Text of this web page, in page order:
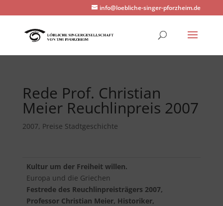
info@loebliche-singer-pforzheim.de
Rede Prof. Christian
Meier Reuchlinpreis 2007
2007, Preise Stadtgeschichte
Kultur um der Freiheit willen.
Europa und die Griechen
Festrede des Reuchlinpreisträgers 2007,
Professor Christian Meier, Historiker,